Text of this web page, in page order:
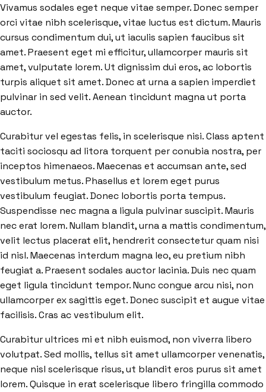
Vivamus sodales eget neque vitae semper. Donec semper
orci vitae nibh scelerisque, vitae luctus est dictum. Mauris
cursus condimentum dui, ut iaculis sapien faucibus sit
amet. Praesent eget mi efficitur, ullamcorper mauris sit
amet, vulputate lorem. Ut dignissim dui eros, ac lobortis
turpis aliquet sit amet. Donec at urna a sapien imperdiet
pulvinar in sed velit. Aenean tincidunt magna ut porta
auctor.
Curabitur vel egestas felis, in scelerisque nisi. Class aptent
taciti sociosqu ad litora torquent per conubia nostra, per
inceptos himenaeos. Maecenas et accumsan ante, sed
vestibulum metus. Phasellus et lorem eget purus
vestibulum feugiat. Donec lobortis porta tempus.
Suspendisse nec magna a ligula pulvinar suscipit. Mauris
nec erat lorem. Nullam blandit, urna a mattis condimentum,
velit lectus placerat elit, hendrerit consectetur quam nisi
id nisl. Maecenas interdum magna leo, eu pretium nibh
feugiat a. Praesent sodales auctor lacinia. Duis nec quam
eget ligula tincidunt tempor. Nunc congue arcu nisi, non
ullamcorper ex sagittis eget. Donec suscipit et augue vitae
facilisis. Cras ac vestibulum elit.
Curabitur ultrices mi et nibh euismod, non viverra libero
volutpat. Sed mollis, tellus sit amet ullamcorper venenatis,
neque nisl scelerisque risus, ut blandit eros purus sit amet
lorem. Quisque in erat scelerisque libero fringilla commodo